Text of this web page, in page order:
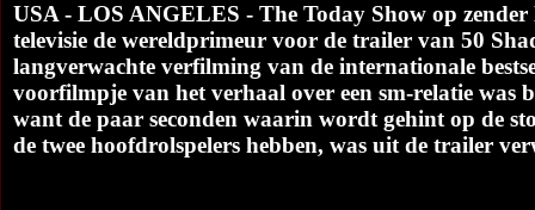
USA - LOS ANGELES - The Today Show op
televisie de wereldprimeur voor de trailer van 50
langverwachte verfilming van de internationale
voorfilmpje van het verhaal over een sm-relatie was
want de paar seconden waarin wordt gehint op de
de twee hoofdrolspelers hebben, was uit de trailer